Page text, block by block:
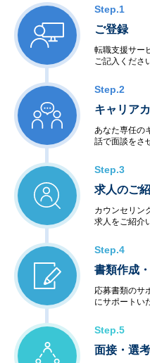
Step.1
ご登録
転職支援サー
ご記入くださ
Step.2
キャリア
あなた専任の
話で面談をさ
Step.3
求人のご
カウンセリン
求人をご紹介
Step.4
書類作成
応募書類のサ
にサポートい
Step.5
面接・選考